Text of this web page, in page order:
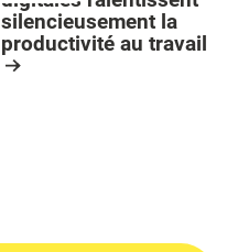
silencieusement la
productivité au travail